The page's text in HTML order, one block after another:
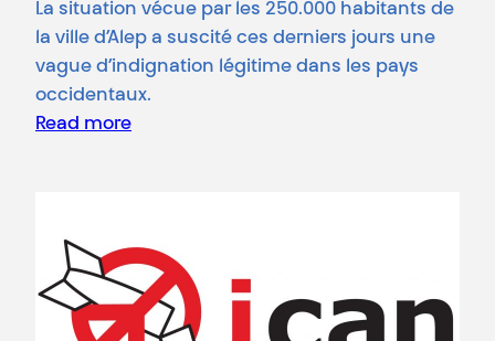
La situation vécue par les 250.000 habitants de
la ville d’Alep a suscité ces derniers jours une
vague d’indignation légitime dans les pays
occidentaux.
Read more